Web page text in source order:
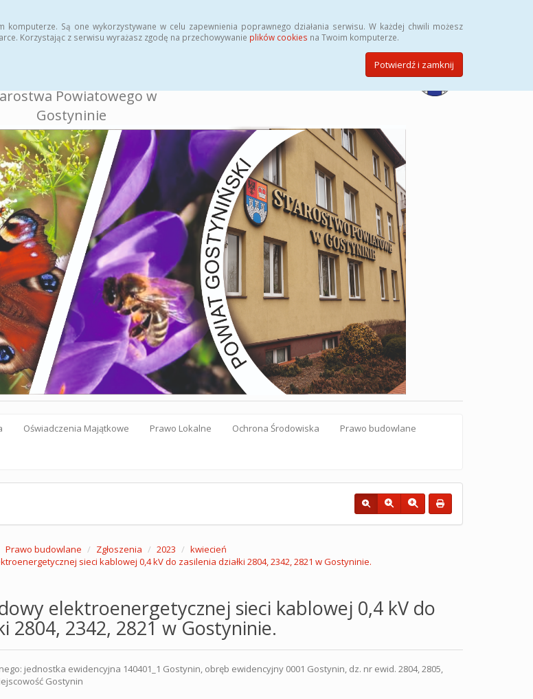
Są one wykorzystywane w celu zapewnienia poprawnego działania serwisu. W każdej chwili możesz
Korzystając z serwisu wyrażasz zgodę na przechowywanie plików cookies na Twoim komputerze.
Potwierdź i zamknij
Powiatowego w
Gostyninie
Oświadczenia Majątkowe Prawo Lokalne Ochrona Środowiska Prawo budowlane
Prawo budowlane Zgłoszenia 2023
kwiecień
sieci kablowej 0,4 kV do zasilenia działki 2804, 2342, 2821 w Gostyninie.
elektroenergetycznej sieci kablowej 0,4 kV do
2804, 2342, 2821 w Gostyninie.
jednostka ewidencyjna 140401_1 Gostynin, obręb ewidencyjny 0001 Gostynin, dz. nr ewid. 2804, 2805,
Gostynin